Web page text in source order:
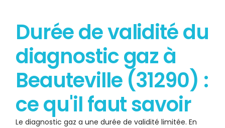
Durée de validité du
diagnostic gaz à
Beauteville (31290) :
ce qu'il faut savoir
Le diagnostic gaz a une durée de validité limitée. En